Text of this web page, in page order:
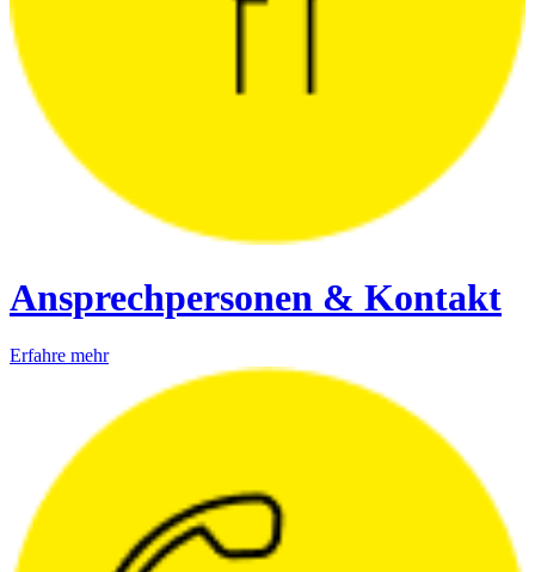
Ansprechpersonen & Kontakt
Erfahre mehr